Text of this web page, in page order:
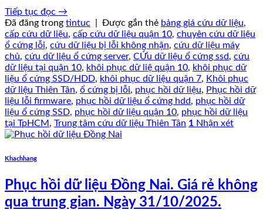
Tiếp tục đọc →
Đã đăng trong tintuc Được gắn thẻ bảng giá cứu dữ liệu,
cấp cứu dữ liệu, cấp cứu dữ liệu quận 10, chuyên cứu dữ liệu
ổ cứng lỗi, cứu dữ liệu bị lỗi không nhận, cứu dữ liệu máy
chủ, cứu dữ liệu ổ cứng server, CỨu dữ liệu ổ cứng ssd, cứu
dữ liệu tại quận 10, khôi phục dữ liệ quận 10, khôi phục dữ
liệu ổ cứng SSD/HDD, khôi phục dữ liệu quận 7, Khôi phục
dữ liệu Thiên Tân, ổ cứng bị lỗi, phục hồi dữ liệu, Phục hồi dữ
liệu lỗi firmware, phục hồi dữ liệu ổ cứng hdd, phục hồi dữ
liệu ổ cứng SSD, phục hồi dữ liệu quận 10, phục hồi dữ liệu
tại TpHCM , Trung tâm cứu dữ liệu Thiên Tân 1 Nhận xét
Khachhang
Phục hồi dữ liệu Đồng Nai. Giá rẻ không
qua trung gian. Ngày 31/10/2025.